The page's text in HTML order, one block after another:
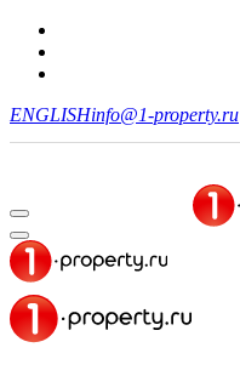
ENGLISHinfo@1-property.ru